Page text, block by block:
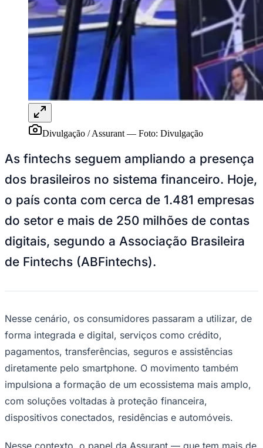
Athletico-PR
Bragantino
Divulgação / Assurant — Foto: Divulgação
As fintechs seguem ampliando a presença
dos brasileiros no sistema financeiro. Hoje,
o país conta com cerca de 1.481 empresas
do setor e mais de 250 milhões de contas
digitais, segundo a Associação Brasileira
de Fintechs (ABFintechs).
Nesse cenário, os consumidores passaram a utilizar, de
forma integrada e digital, serviços como crédito,
pagamentos, transferências, seguros e assistências
diretamente pelo smartphone. O movimento também
impulsiona a formação de um ecossistema mais amplo,
com soluções voltadas à proteção financeira,
dispositivos conectados, residências e automóveis.
Nesse contexto, o papel da Assurant — que tem mais de